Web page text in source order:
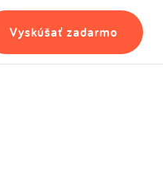
Vyskúšať zadarmo